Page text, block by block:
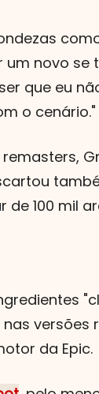
novo
que eu
o cenário."
100 mil
da Epic.